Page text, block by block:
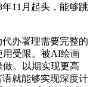
11月起头，能够跳
办署理需要完整的
用受限。被AI绘画
。以期实现更高
就能够实现深度计